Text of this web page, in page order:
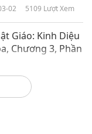
02 5109 Lượt Xem
Giáo: Kinh Diệu
Chương 3, Phần
25 5050